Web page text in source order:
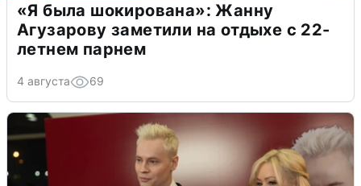
«Я была шокирована»: Жанну
Агузарову заметили на отдыхе с 22-
летнем парнем
4 августа 69